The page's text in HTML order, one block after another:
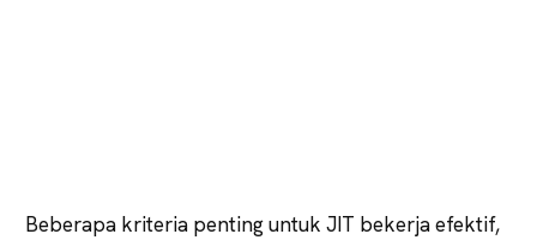
Beberapa kriteria penting untuk JIT bekerja efektif,